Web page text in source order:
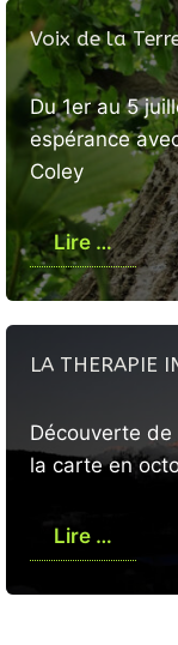
Voix de la
Du 1er au 5
espérance
Coley
Lire …
LA THERAPIE
Découverte
la carte en
Lire …